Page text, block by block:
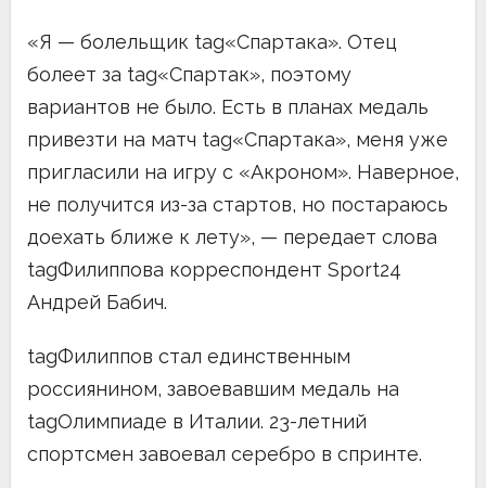
«Я — болельщик tag«Спартака». Отец
болеет за tag«Спартак», поэтому
вариантов не было. Есть в планах медаль
привезти на матч tag«Спартака», меня уже
пригласили на игру с «Акроном». Наверное,
не получится из-за стартов, но постараюсь
доехать ближе к лету», — передает слова
tagФилиппова корреспондент Sport24
Андрей Бабич.
tagФилиппов стал единственным
россиянином, завоевавшим медаль на
tagОлимпиаде в Италии. 23-летний
спортсмен завоевал серебро в спринте.